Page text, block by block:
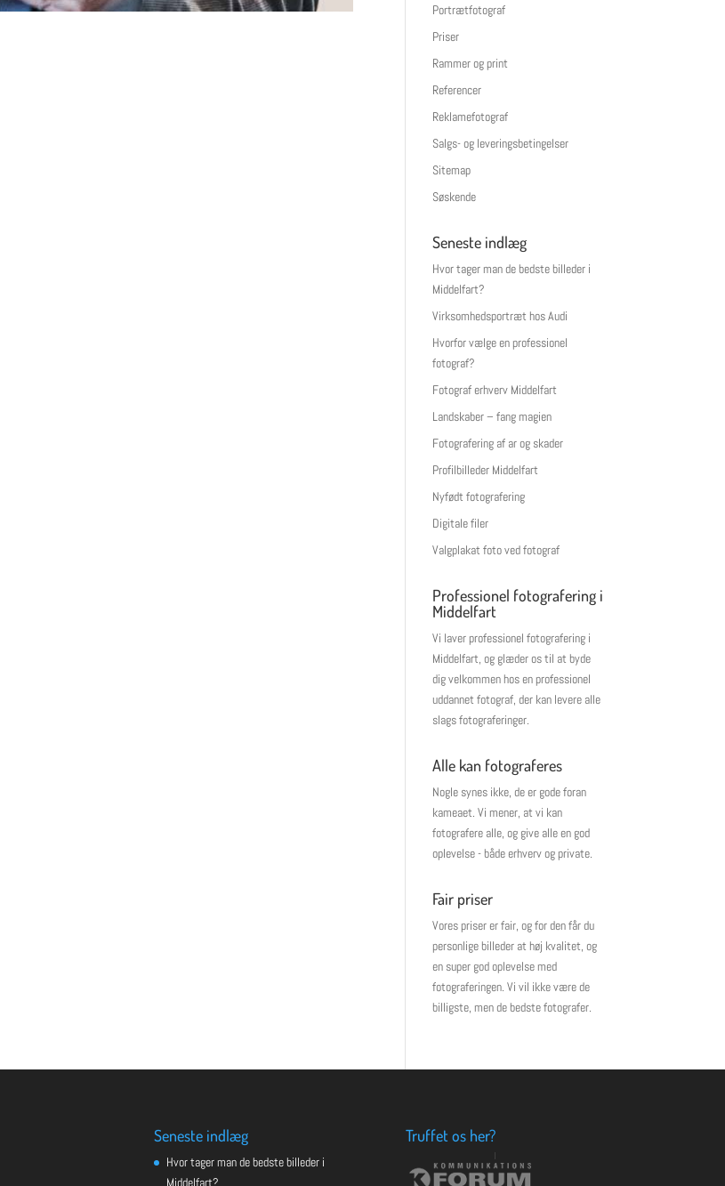
Portrætfotograf
Priser
Rammer og print
Referencer
Reklamefotograf
Salgs- og leveringsbetingelser
Sitemap
Søskende
Seneste indlæg
Hvor tager man de bedste billeder i
Middelfart?
Virksomhedsportræt hos Audi
Hvorfor vælge en professionel
fotograf?
Fotograf erhverv Middelfart
Landskaber – fang magien
Fotografering af ar og skader
Profilbilleder Middelfart
Nyfødt fotografering
Digitale filer
Valgplakat foto ved fotograf
Professionel fotografering i
Middelfart
Vi laver professionel fotografering i
Middelfart, og glæder os til at byde
dig velkommen hos en professionel
uddannet fotograf, der kan levere alle
slags fotograferinger.
Alle kan fotograferes
Nogle synes ikke, de er gode foran
kameaet. Vi mener, at vi kan
fotografere alle, og give alle en god
oplevelse - både erhverv og private.
Fair priser
Vores priser er fair, og for den får du
personlige billeder at høj kvalitet, og
en super god oplevelse med
fotograferingen. Vi vil ikke være de
billigste, men de bedste fotografer.
Seneste indlæg
Hvor tager man de bedste billeder i
Middelfart?
Truffet os her?